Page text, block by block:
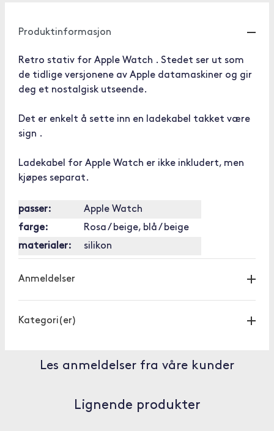
Produktinformasjon
Retro stativ for Apple Watch . Stedet ser ut som
de tidlige versjonene av Apple datamaskiner og gir
deg et nostalgisk utseende.
Det er enkelt å sette inn en ladekabel takket være
sign .
Ladekabel for Apple Watch er ikke inkludert, men
kjøpes separat.
passer:
Apple Watch
farge:
Rosa / beige, blå / beige
materialer:
silikon
Anmeldelser
Kategori(er)
Les anmeldelser fra våre kunder
Lignende produkter